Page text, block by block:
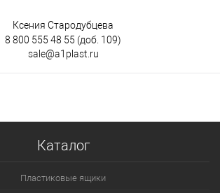
Ксения Стародубцева
8 800 555 48 55 (доб. 109)
sale@a1plast.ru
Каталог
Пластиковые ящики